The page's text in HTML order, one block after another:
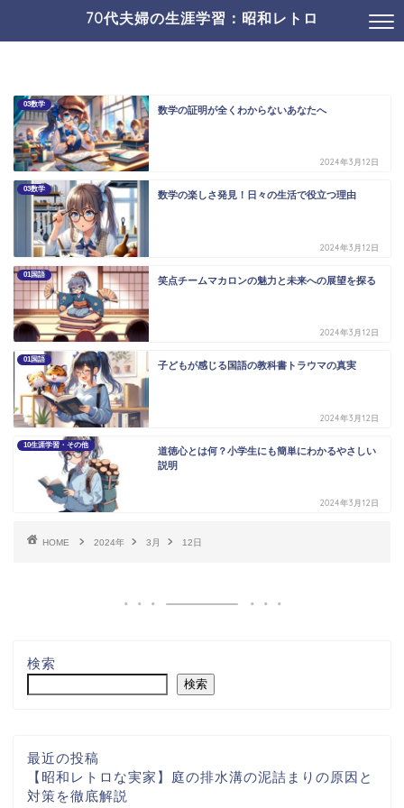
70代夫婦の生涯学習：昭和レトロ
03数学
数学の証明が全くわからないあなたへ
2024年3月12日
03数学
数学の楽しさ発見！日々の生活で役立つ理由
2024年3月12日
01国語
笑点チームマカロンの魅力と未来への展望を探る
2024年3月12日
01国語
子どもが感じる国語の教科書トラウマの真実
2024年3月12日
10生涯学習・その他
道徳心とは何？小学生にも簡単にわかるやさしい
説明
2024年3月12日
HOME 2024年 3月 12日
検索
検索
最近の投稿
【昭和レトロな実家】庭の排水溝の泥詰まりの原因と
対策を徹底解説